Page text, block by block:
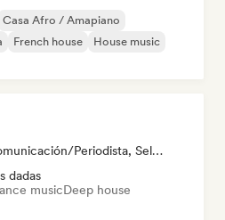
Casa Afro / Amapiano
French house
House music
Medios De Comunicación/Periodista, Selected DJ
dadas
musicDeep house